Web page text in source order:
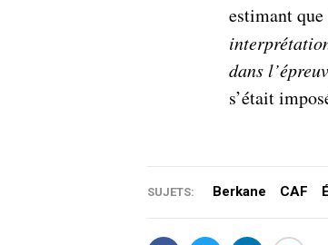
estimant
dans
s’était
SUJETS: Berkane CAF